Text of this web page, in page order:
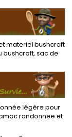
materiel bushcraft
bushcraft, sac de
légère pour
randonnee et